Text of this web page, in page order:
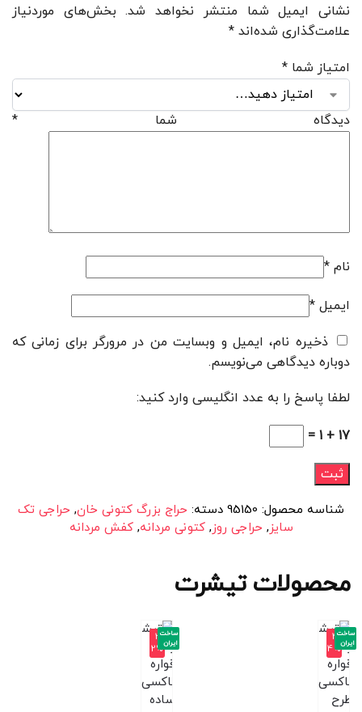
نشانی ایمیل شما منتشر نخواهد شد. بخش‌های موردنیاز
علامت‌گذاری شده‌اند *
امتیاز شما *
دیدگاه شما *
نام *
ایمیل *
ذخیره نام، ایمیل و وبسایت من در مرورگر برای زمانی که
دوباره دیدگاهی می‌نویسم.
لطفا پاسخ را به عدد انگلیسی وارد کنید:
17 + 1 =
شناسه محصول: 95150 دسته: حراج بزرگ کتونی خان, حراجی تک
سایز, حراجی روز,کتونی مردانه,کفش مردانه
محصولات تیشرت
-4
4%
ساخت
ایران
-3
2%
ساخت
ایران